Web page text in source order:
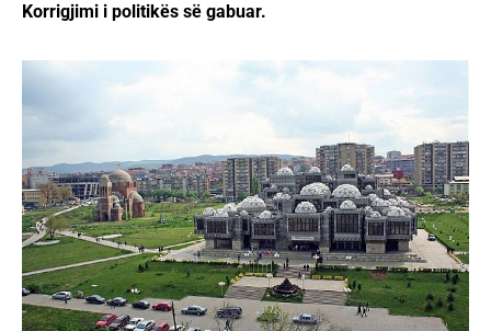
Korrigjimi i politikës së gabuar.